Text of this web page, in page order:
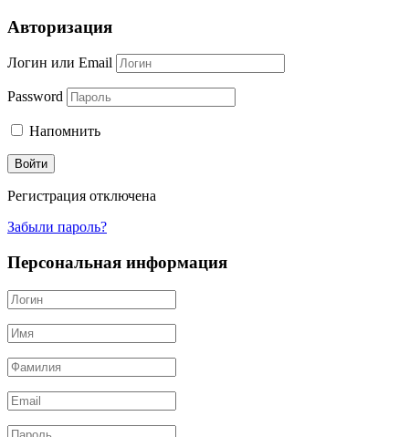
Авторизация
Логин или Email
Password
Напомнить
Регистрация отключена
Забыли пароль?
Персональная информация